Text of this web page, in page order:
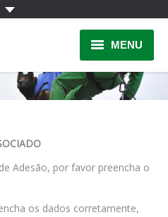
MENU
Adesão, por favor preencha o
os dados corretamente,